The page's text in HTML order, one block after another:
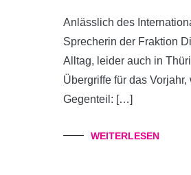
Anlässlich des
Sprecherin der Fraktion
Alltag, leider auch in
Übergriffe für das
Gegenteil: […]
WEITERLESEN